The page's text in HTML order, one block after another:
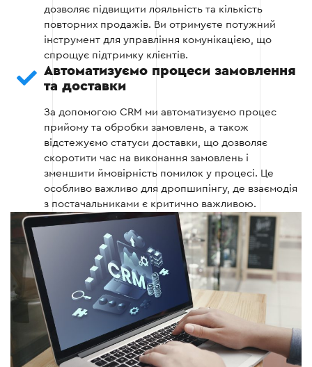
Етап 2
Етап 3 — Імпорт даних і інтеграція
існуючої інформації про клієнтів, замовлення та
товари, а також інтеграція CRM із зовнішніми
Завантаження баз даних із поточних
платформ, включаючи контактну
інформацію, історію замовлень і товари.
Підключення CRM до сайтів, маркетплейсів,
служб доставки та платіжних сервісів.
Тестування зв’язків для забезпечення
безперебійної роботи.
дозволяє підвищити лояльність та кількість
повторних продажів. Ви отримуєте потужний
інструмент для управління комунікацією, що
спрощує підтримку клієнтів.
Автоматизуємо процеси замовлення
та доставки
За допомогою CRM ми автоматизуємо процес
прийому та обробки замовлень, а також
відстежуємо статуси доставки, що дозволяє
скоротити час на виконання замовлень і
зменшити ймовірність помилок у процесі. Це
особливо важливо для дропшипінгу, де взаємодія
з постачальниками є критично важливою.